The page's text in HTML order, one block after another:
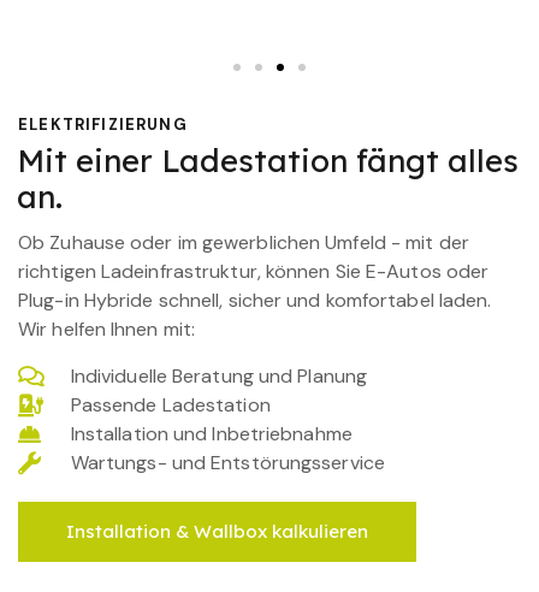
ELEKTRIFIZIERUNG
Mit einer Ladestation fängt alles
an.
Ob Zuhause oder im gewerblichen Umfeld - mit der
richtigen Ladeinfrastruktur, können Sie E-Autos oder
Plug-in Hybride schnell, sicher und komfortabel laden.
Wir helfen Ihnen mit:
Individuelle Beratung und Planung
Passende Ladestation
Installation und Inbetriebnahme
Wartungs- und Entstörungsservice
Installation & Wallbox kalkulieren